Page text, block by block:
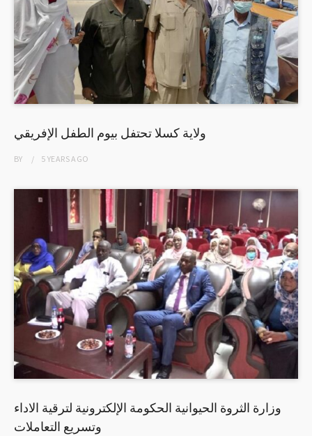
ولاية كسلا تحتفل بيوم الطفل الإفريقي
BY 5 YEARSAGO
وزارة الثروة الحيوانية الحكومة الإلكترونية لترقية الاداء
وتسريع التعاملات